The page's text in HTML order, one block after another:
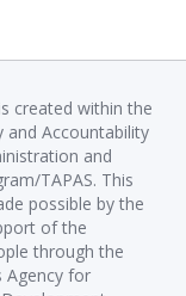
created within the
and Accountability
and
TAPAS. This
possible by the
of the
through the
Agency for